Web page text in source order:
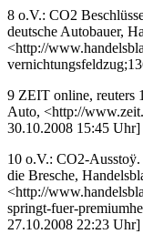
8 o.V.: CO2
deutsche Autobauer,
<http://
9 ZEIT online, reuters
Auto, <http://
30.10.2008 15:45 Uhr]
10 o.V.: CO2-
die Bresche,
<http://
springt-fuer-
27.10.2008 22:23 Uhr]